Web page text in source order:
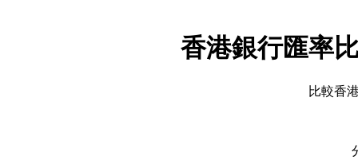
香港銀行匯率
比較香